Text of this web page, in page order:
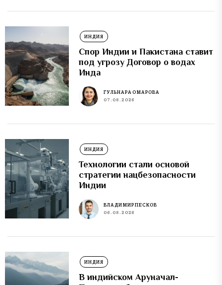
ИНДИЯ
Спор Индии и Пакистана ставит
под угрозу Договор о водах
Инда
ГУЛЬНАРА ОМАРОВА
07.08.2026
ИНДИЯ
Технологии стали основой
стратегии нацбезопасности
Индии
ВЛАДИМИР ПЕСКОВ
06.08.2026
ИНДИЯ
В индийском Аруначал-